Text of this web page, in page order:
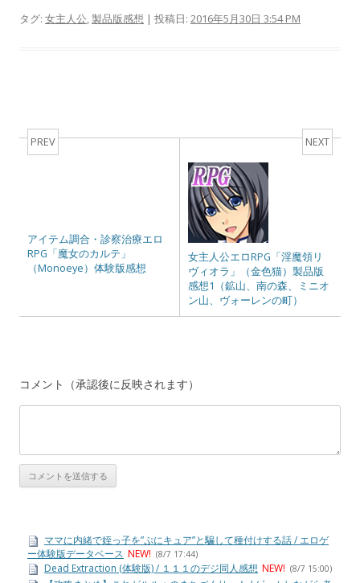
タグ: 女主人公,製品版感想 | 投稿日: 2016年5月30日 3:54 PM
PREV
アイテム調合・診察治療エロ
RPG「魔女のカルテ」
（Monoeye）体験版感想
NEXT
女主人公エロRPG「淫魔領リ
ヴィオラ」（金色猫）製品版
感想1（鉱山、南の森、ミニオ
ン山、ヴォーレンの町）
コメント（承認後に反映されます）
ママに内緒で姪っ子を”ぷにキュア”と騙して種付けする話 / エロゲ
ー体験版データベース NEW! (8/7 17:44)
Dead Extraction (体験版) / １１１のデジ同人感想 NEW! (8/7 15:00)